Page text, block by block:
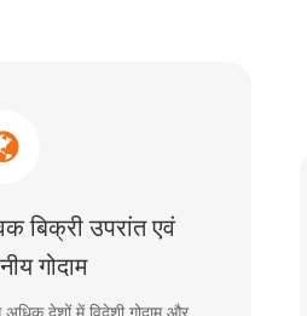
बिक्री उपरांत एवं
गोदाम